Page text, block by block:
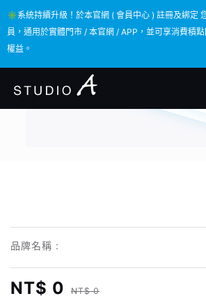
✳️系統持續升級！於本官網 ( 會員中心 ) 註冊及綁定
員，通用於實體門市 / 本官網 / APP，並可享消費積
權益。
✳️系統持續升級！於本官網 ( 會員中心 ) 註冊及綁定
員，通用於實體門市 / 本官網 / APP，並可享消費積
權益。
品牌名稱 :
NT$ 0 NT$ 0